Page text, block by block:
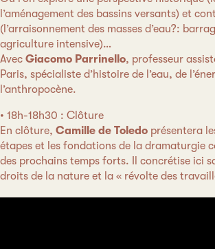
l’aménagement des bassins versants) et
(l’arraisonnement des masses d’eau?:
agriculture intensive)…
Avec Giacomo Parrinello, professeur
Paris, spécialiste d’histoire de l’eau, de
l’anthropocène.
• 18h-18h30 : Clôture
En clôture, Camille de Toledo présentera
étapes et les fondations de la dramaturgie
des prochains temps forts. Il concrétise ici
droits de la nature et la « révolte des